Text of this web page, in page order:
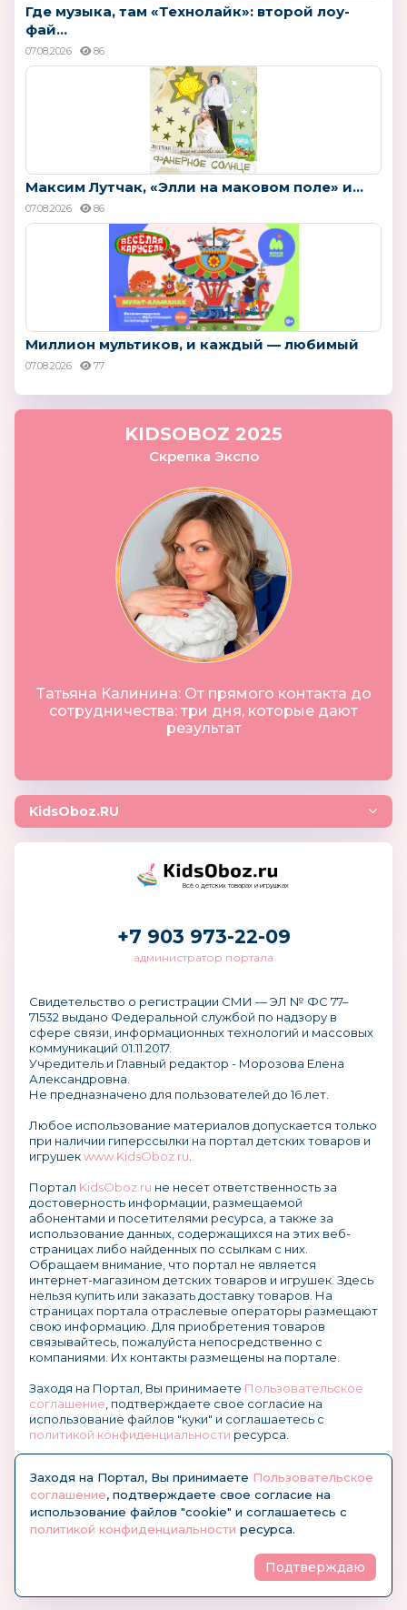
Где музыка, там «Технолайк»: второй лоу-
фай...
07.08.2026 86
Максим Лутчак, «Элли на маковом поле» и...
07.08.2026 86
Миллион мультиков, и каждый — любимый
07.08.2026 77
KIDSOBOZ 2025
Скрепка Экспо
Татьяна Калинина: От прямого контакта до
сотрудничества: три дня, которые дают
результат
KidsOboz.RU
Всё о детских товарах и игрушках
+7 903 973-22-09
администратор портала
Свидетельство о регистрации СМИ — ЭЛ № ФС 77–
71532 выдано Федеральной службой по надзору в
сфере связи, информационных технологий и массовых
коммуникаций 01.11.2017.
Учредитель и Главный редактор - Морозова Елена
Александровна.
Не предназначено для пользователей до 16 лет.
Любое использование материалов допускается только
при наличии гиперссылки на портал детских товаров и
игрушекwww.KidsOboz.ru
Портал KidsOboz.ru не несет ответственность за
достоверность информации, размещаемой
абонентами и посетителями ресурса, а также за
использование данных, содержащихся на этих веб-
страницах либо найденных по ссылкам с них.
Обращаем внимание, что портал не является
интернет-магазином детских товаров и игрушек. Здесь
нельзя купить или заказать доставку товаров. На
страницах портала отраслевые операторы размещают
свою информацию. Для приобретения товаров
связывайтесь, пожалуйста непосредственно с
компаниями. Их контакты размещены на портале.
Заходя на Портал, Вы принимаете Пользовательское
соглашение , подтверждаете свое согласие на
использование файлов "куки" и соглашаетесь с
политикой конфиденциальности ресурса.
© KidsOboz.RU 2004-2026
Заходя на Портал, Вы принимаете Пользовательское
соглашение, подтверждаете свое согласие на
использование файлов "cookie" и соглашаетесь с
политикой конфиденциальности ресурса.
Подтверждаю